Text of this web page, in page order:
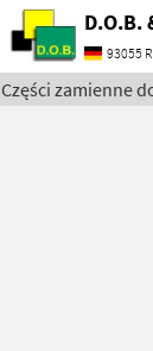
D.O.B.
93055
Części zamienne